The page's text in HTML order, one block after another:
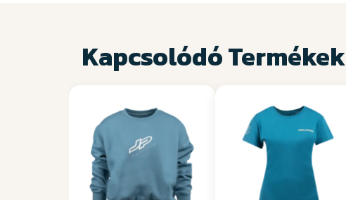
Kapcsolódó Termékek